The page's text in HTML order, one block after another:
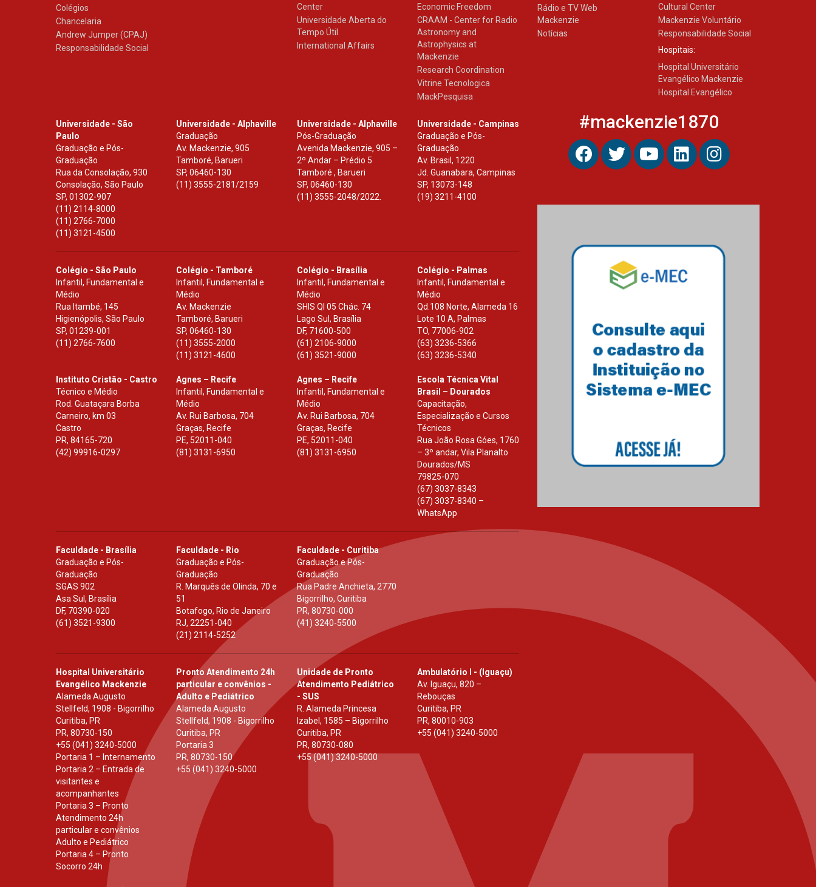
Colégios
Chancelaria
Andrew Jumper (CPAJ)
Responsabilidade Social
Center
Universidade Aberta do
Tempo Útil
International Affairs
Economic Freedom
CRAAM - Center for Radio
Astronomy and
Astrophysics at
Mackenzie
Research Coordination
Vitrine Tecnologica
MackPesquisa
Rádio e TV Web
Mackenzie
Notícias
Cultural Center
Mackenzie Voluntário
Responsabilidade Social
Hospitais:
Hospital Universitário
Evangélico Mackenzie
Hospital Evangélico
Universidade - São
Paulo
Graduação e Pós-
Graduação
Rua da Consolação, 930
Consolação, São Paulo
SP, 01302-907
(11) 2114-8000
(11) 2766-7000
(11) 3121-4500
Universidade - Alphaville
Graduação
Av. Mackenzie, 905
Tamboré, Barueri
SP,06460-130
(11) 3555-2181/2159
Universidade - Alphaville
Pós-Graduação
Avenida Mackenzie, 905 –
2º Andar – Prédio 5
Tamboré , Barueri
SP, 06460-130
(11) 3555-2048/2022.
Universidade - Campinas
Graduação e Pós-
Graduação
Av. Brasil, 1220
Jd. Guanabara, Campinas
SP, 13073-148
(19) 3211-4100
Colégio - São Paulo
Infantil, Fundamental e
Médio
Rua Itambé, 145
Higienópolis, São Paulo
SP, 01239-001
(11) 2766-7600
Colégio - Tamboré
Infantil, Fundamental e
Médio
Av. Mackenzie
Tamboré, Barueri
SP,06460-130
(11) 3555-2000
(11) 3121-4600
Colégio - Brasília
Infantil, Fundamental e
Médio
SHIS Ql 05 Chác. 74
Lago Sul, Brasília
DF, 71600-500
(61) 2106-9000
(61) 3521-9000
Colégio - Palmas
Infantil, Fundamental e
Médio
Qd.108 Norte, Alameda 16
Lote 10 A, Palmas
TO, 77006-902
(63) 3236-5366
(63) 3236-5340
Instituto Cristão - Castro
Técnico e Médio
Rod. Guataçara Borba
Carneiro, km 03
Castro
PR, 84165-720
(42) 99916-0297
Agnes – Recife
Infantil, Fundamental e
Médio
Av. Rui Barbosa, 704
Graças, Recife
PE, 52011-040
(81) 3131-6950
Agnes – Recife
Infantil, Fundamental e
Médio
Av. Rui Barbosa, 704
Graças, Recife
PE, 52011-040
(81) 3131-6950
Escola Técnica Vital
Brasil – Dourados
Capacitação,
Especialização e Cursos
Técnicos
Rua João Rosa Góes, 1760
– 3º andar, Vila Planalto
Dourados/MS
79825-070
(67) 3037-8343
(67) 3037-8340 –
WhatsApp
Faculdade - Brasília
Graduação e Pós-
Graduação
SGAS 902
Asa Sul, Brasília
DF, 70390-020
(61) 3521-9300
Faculdade - Rio
Graduação e Pós-
Graduação
R. Marquês de Olinda, 70 e
51
Botafogo, Rio de Janeiro
RJ,22251-040
(21) 2114-5252
Faculdade - Curitiba
Graduação e Pós-
Graduação
Rua Padre Anchieta, 2770
Bigorrilho, Curitiba
PR, 80730-000
(41) 3240-5500
Hospital Universitário
Evangélico Mackenzie
Alameda Augusto
Stellfeld, 1908 - Bigorrilho
Curitiba, PR
PR, 80730-150
+55 (041) 3240-5000
Portaria 1 – Internamento
Portaria 2 – Entrada de
visitantes e
acompanhantes
Portaria 3 – Pronto
Atendimento 24h
particular e convênios
Adulto e Pediátrico
Portaria 4 – Pronto
Socorro 24h
Pronto Atendimento 24h
particular e convênios -
Adulto e Pediátrico
Alameda Augusto
Stellfeld, 1908 - Bigorrilho
Curitiba, PR
Portaria 3
PR,80730-150
+55 (041) 3240-5000
Unidade de Pronto
Atendimento Pediátrico
- SUS
R. Alameda Princesa
Izabel, 1585 – Bigorrilho
Curitiba, PR
PR, 80730-080
+55 (041) 3240-5000
Ambulatório I - (Iguaçu)
Av. Iguaçu, 820 –
Rebouças
Curitiba, PR
PR, 80010-903
+55 (041) 3240-5000
#mackenzie1870